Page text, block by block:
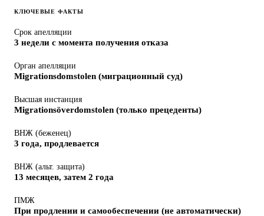
КЛЮЧЕВЫЕ ФАКТЫ
Срок апелляции
3 недели с момента получения отказа
Орган апелляции
Migrationsdomstolen (миграционный суд)
Высшая инстанция
Migrationsöverdomstolen (только прецеденты)
ВНЖ (беженец)
3 года, продлевается
ВНЖ (альт. защита)
13 месяцев, затем 2 года
ПМЖ
При продлении и самообеспечении (не автоматически)